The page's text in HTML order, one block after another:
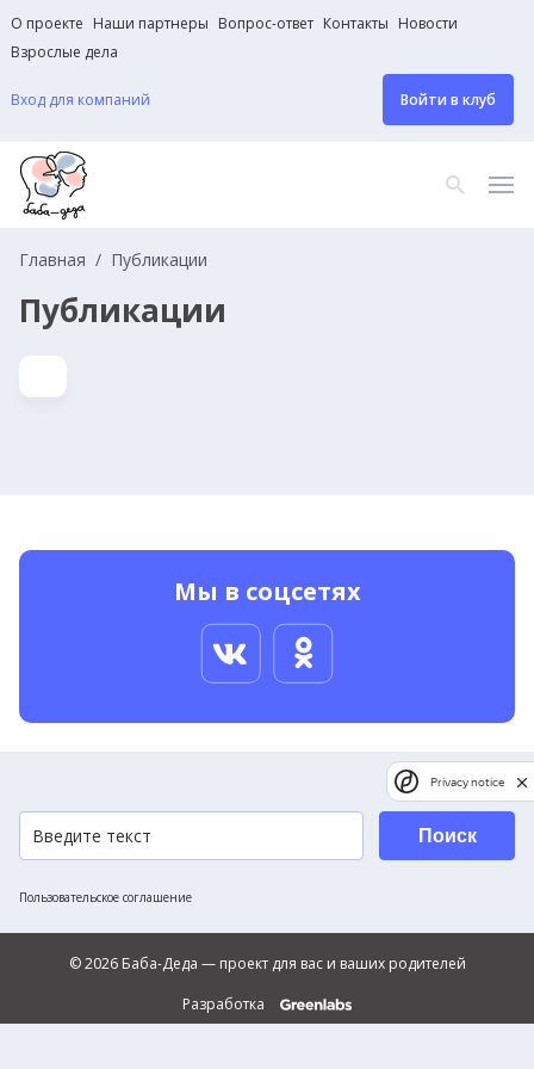
О проекте Наши партнеры Вопрос-ответ Контакты Новости
Взрослые дела
Вход для компаний Войти в клуб
Главная Публикации
Публикации
Мы в соцсетях
Пользовательское соглашение
Поиск
© 2026 Баба-Деда — проект для вас и ваших родителей
Разработка
Privacy notice